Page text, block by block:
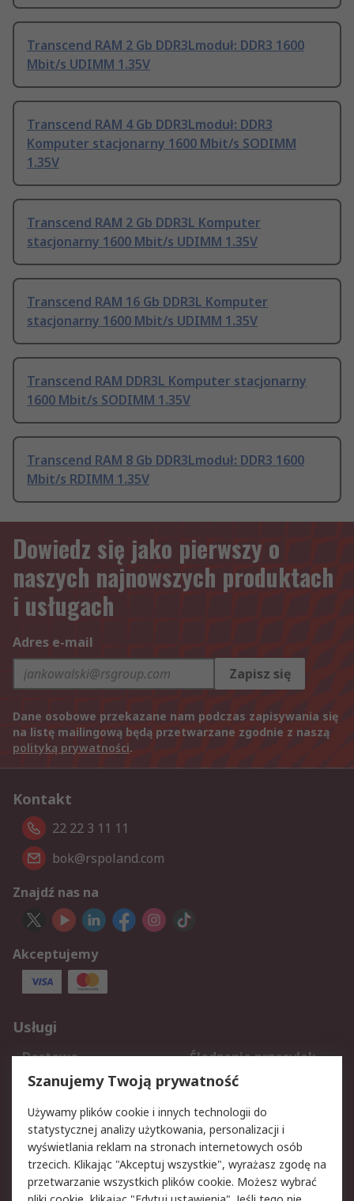
Transcend RAM 2 Gb DDR3Lmoduł: DDR3 1600
Mbit/s UDIMM 1.35V
Transcend RAM 4 Gb DDR3Lmoduł: DDR3
Komputer stacjonarny 1600 Mbit/s SODIMM
1.35V
Transcend RAM 2 Gb DDR3L Komputer
stacjonarny 1600 Mbit/s UDIMM 1.35V
Transcend RAM 16 Gb DDR3L Komputer
stacjonarny 1600 Mbit/s UDIMM 1.35V
Transcend RAM DDR3L Komputer stacjonarny
1600 Mbit/s SODIMM 1.35V
Transcend RAM 8 Gb DDR3Lmoduł: DDR3 1600
Mbit/s RDIMM 1.35V
Dowiedz się jako pierwszy o
naszych najnowszych produktach
i usługach
Adres e-mail
Zapisz się
Dane osobowe przekazane nam podczas zapisywania się
na listę mailingową będą przetwarzane zgodnie z naszą
polityką prywatności.
Kontakt
22 22 3 11 11
bok@rspoland.com
Znajdź nas na
Akceptujemy
Usługi
Dostawa
Śledzenie przesyłek
Reklamacje i zwroty
Rejestracja
Aspekty prawne
Bezpieczeństwo e-
maila
Polityka dotycząca
plików cookie
Szanujemy Twoją prywatność
Używamy plików cookie i innych technologii do
statystycznej analizy użytkowania, personalizacji i
wyświetlania reklam na stronach internetowych osób
trzecich. Klikając "Akceptuj wszystkie", wyrażasz zgodę na
przetwarzanie wszystkich plików cookie. Możesz wybrać